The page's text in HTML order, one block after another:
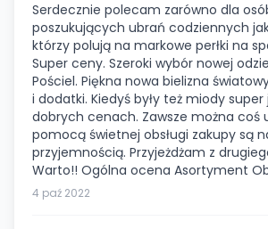
Serdecznie polecam zarówno dla
poszukujących ubrań codziennych
którzy polują na markowe perłki na
Super ceny. Szeroki wybór nowej
Pościel. Piękna nowa bielizna
i dodatki. Kiedyś były też miody super
dobrych cenach. Zawsze można coś
pomocą świetnej obsługi zakupy są
przyjemnością. Przyjeżdżam z
Warto!! Ogólna ocena Asortyment
4 paź 2022